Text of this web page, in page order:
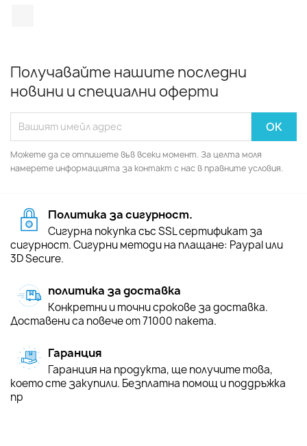
Получавайте нашите последни
новини и специални оферти
Можете да се отпишете във всеки момент. За целта моля
намерете информацията за контакт с нас в правните условия.
Политика за сигурност.
Сигурна покупка със SSL сертификат за
сигурност. Сигурни методи на плащане: Paypal или
3D Secure.
политика за доставка
Конкретни и точни срокове за доставка.
Доставени са повече от 71000 пакета.
Гаранция
Гаранция на продукта, ще получите това,
което сте закупили. Безплатна помощ и поддръжка
пр